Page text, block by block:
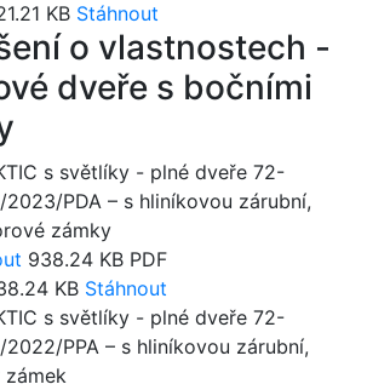
KB Stáhnout
o vlastnostech -
dveře s bočními
s světlíky - plné dveře 72-
2023/PDA – s hliníkovou zárubní,
zámky
938.24 KB PDF
KB Stáhnout
s světlíky - plné dveře 72-
2022/PPA – s hliníkovou zárubní,